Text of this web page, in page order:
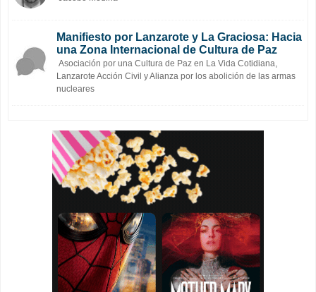
Manifiesto por Lanzarote y La Graciosa: Hacia
una Zona Internacional de Cultura de Paz
Asociación por una Cultura de Paz en La Vida Cotidiana,
Lanzarote Acción Civil y Alianza por los abolición de las armas
nucleares